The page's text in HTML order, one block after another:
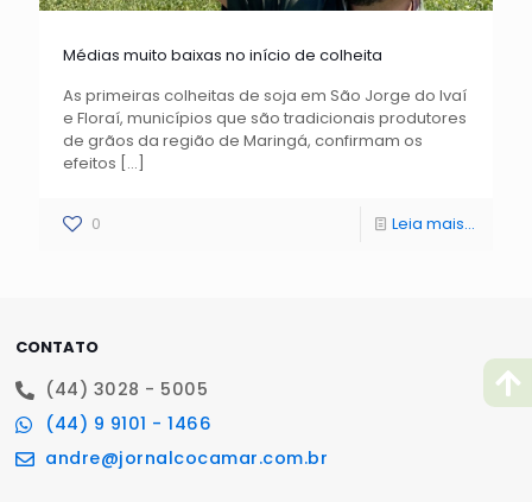
Médias muito baixas no início de colheita
As primeiras colheitas de soja em São Jorge do Ivaí
e Floraí, municípios que são tradicionais produtores
de grãos da região de Maringá, confirmam os
efeitos […]
0 Leia mais...
CONTATO
(44) 3028 - 5005
(44) 9 9101 - 1466
andre@jornalcocamar.com.br